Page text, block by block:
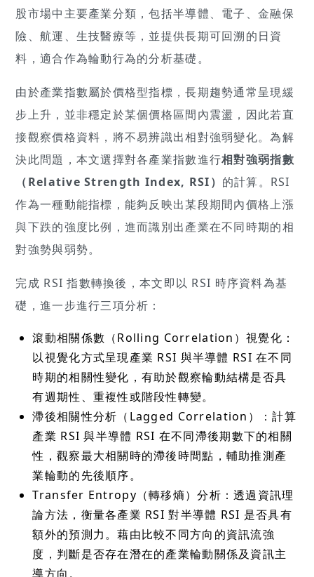
股市場中主要產業分類，包括半導體、電子、金融保
險、航運、生技醫療等，並提供長期可回溯的日資
料，適合作為輪動行為的分析基礎。
由於產業指數屬於價格型指標，長期趨勢通常呈現緩
步上升，並非穩定於某個價格區間內震盪，因此若直
接觀察價格資料，將不易辨識出相對強弱變化。為解
決此問題，本文選擇對各產業指數進行相對強弱指數
（Relative Strength Index, RSI） 的計算。RSI
作為一種動能指標，能夠反映出某段期間內價格上漲
與下跌的強度比例，進而識別出產業在不同時期的相
對強勢與弱勢。
完成 RSI 指數轉換後，本文即以 RSI 時序資料為基
礎，進一步進行三項分析：
滾動相關係數（Rolling Correlation）視覺化：
以視覺化方式呈現產業 RSI 與半導體 RSI 在不同
時期的相關性變化，有助於觀察輪動結構是否具
有週期性、重複性或階段性轉變。
滯後相關性分析（Lagged Correlation）：計算
產業 RSI 與半導體 RSI 在不同滯後期數下的相關
性，觀察最大相關時的滯後時間點，輔助推測產
業輪動的先後順序。
Transfer Entropy（轉移熵）分析：透過資訊理
論方法，衡量各產業 RSI 對半導體 RSI 是否具有
額外的預測力。藉由比較不同方向的資訊流強
度，判斷是否存在潛在的產業輪動關係及資訊主
導方向。